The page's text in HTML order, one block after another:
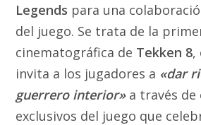
Legends para una
del juego. Se trata de la
cinematográfica de Tekken 8,
invita a los jugadores a «dar
guerrero interior»a través de
exclusivos del juego que